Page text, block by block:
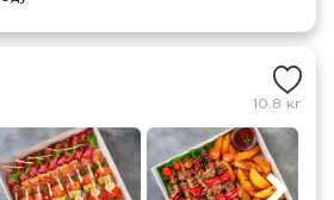
10.8 кг